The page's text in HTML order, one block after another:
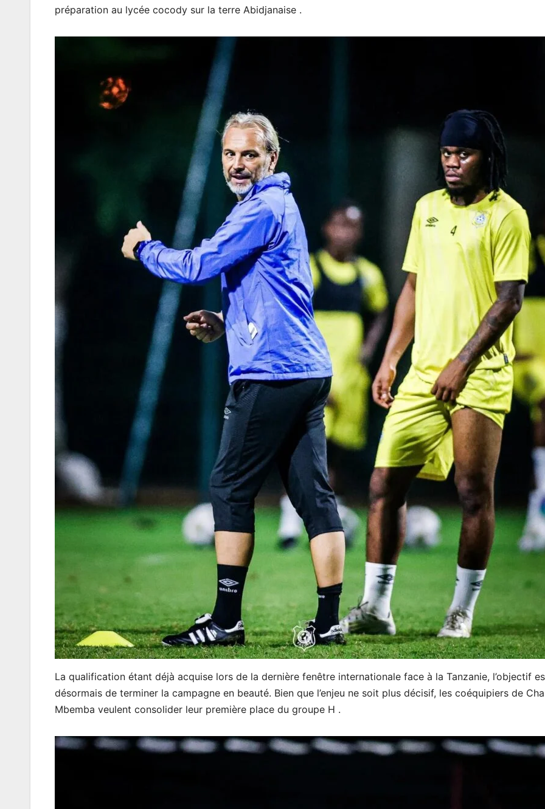
préparation au lycée cocody sur la terre Abidjanaise .
La qualification étant déjà acquise lors de la dernière fenêtre internationale face à la Tanzanie, l’objectif
désormais de terminer la campagne en beauté. Bien que l’enjeu ne soit plus décisif, les coéquipiers de
Mbemba veulent consolider leur première place du groupe H .